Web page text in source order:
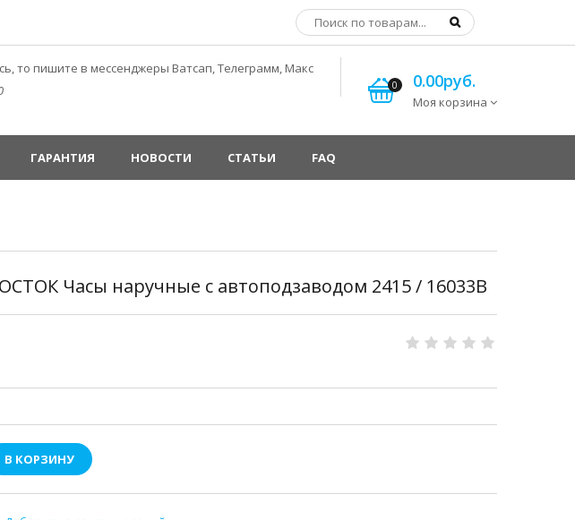
то пишите в мессенджеры Ватсап, Телеграмм, Макс
0 0.00руб.
Моя корзина
ГАРАНТИЯ НОВОСТИ СТАТЬИ FAQ
Часы наручные с автоподзаводом 2415 / 16033В
В КОРЗИНУ